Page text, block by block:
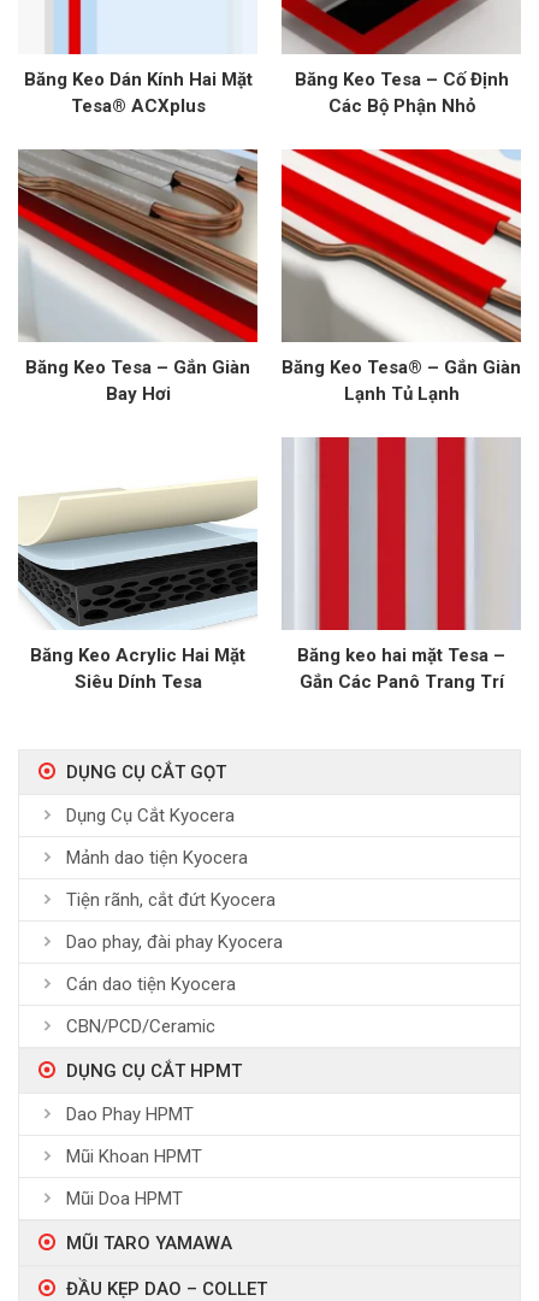
Băng Keo Dán Kính Hai Mặt
Tesa® ACXplus
Băng Keo Tesa – Cố Định
Các Bộ Phận Nhỏ
Băng Keo Tesa – Gắn Giàn
Bay Hơi
Băng Keo Tesa® – Gắn Giàn
Lạnh Tủ Lạnh
Băng Keo Acrylic Hai Mặt
Siêu Dính Tesa
Băng keo hai mặt Tesa –
Gắn Các Panô Trang Trí
DỤNG CỤ CẮT GỌT
Dụng Cụ Cắt Kyocera
Mảnh dao tiện Kyocera
Tiện rãnh, cắt đứt Kyocera
Dao phay, đài phay Kyocera
Cán dao tiện Kyocera
CBN/PCD/Ceramic
DỤNG CỤ CẮT HPMT
Dao Phay HPMT
Mũi Khoan HPMT
Mũi Doa HPMT
MŨI TARO YAMAWA
ĐẦU KẸP DAO – COLLET